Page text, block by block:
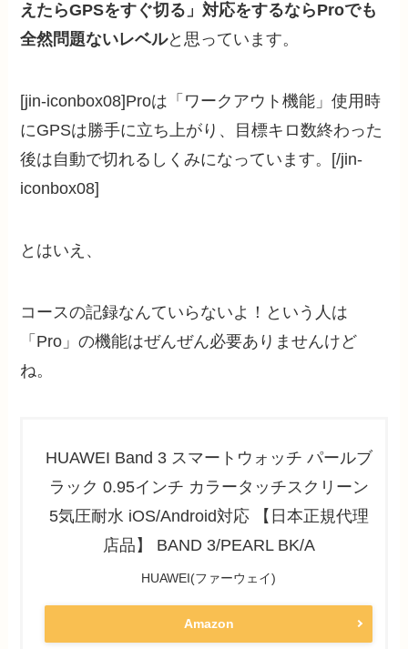
えたらGPSをすぐ切る」対応をするならProでも
全然問題ないレベルと思っています。
[jin-iconbox08]Proは「ワークアウト機能」使用時
にGPSは勝手に立ち上がり、目標キロ数終わった
後は自動で切れるしくみになっています。[/jin-
iconbox08]
とはいえ、
コースの記録なんていらないよ！という人は
「Pro」の機能はぜんぜん必要ありませんけど
ね。
HUAWEI Band 3 スマートウォッチ パールブ
ラック 0.95インチ カラータッチスクリーン
5気圧耐水 iOS/Android対応 【日本正規代理
店品】 BAND 3/PEARL BK/A
HUAWEI(ファーウェイ)
Amazon